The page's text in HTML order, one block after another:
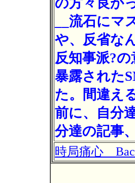
の方々良か
__流石に
や、反省な
反知事派?
暴露された
た。間違え
前に、自分
分達の記事
時局痛心